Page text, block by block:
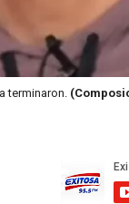
terminaron.